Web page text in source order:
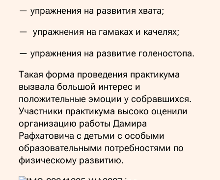
— упражнения на развития хвата;
— упражнения на гамаках и качелях;
— упражнения на развитие голеностопа.
Такая форма проведения практикума
вызвала большой интерес и
положительные эмоции у собравшихся.
Участники практикума высоко оценили
организацию работы Дамира
Рафхатовича с детьми с особыми
образовательными потребностями по
физическому развитию.